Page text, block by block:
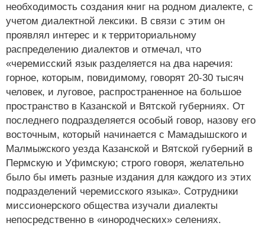
необходимость создания книг на родном диалекте, с
учетом диалектной лексики. В связи с этим он
проявлял интерес и к территориальному
распределению диалектов и отмечал, что
«черемисский язык разделяется на два наречия:
горное, которым, повидимому, говорят 20-30 тысяч
человек, и луговое, распространенное на большое
пространство в Казанской и Вятской губерниях. От
последнего подразделяется особый говор, назову его
восточным, который начинается с Мамадышского и
Малмыжского уезда Казанской и Вятской губерний в
Пермскую и Уфимскую; строго говоря, желательно
было бы иметь разные издания для каждого из этих
подразделений черемисского языка». Сотрудники
миссионерского общества изучали диалекты
непосредственно в «инородческих» селениях.